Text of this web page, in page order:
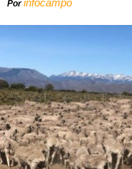
Porinfocampo